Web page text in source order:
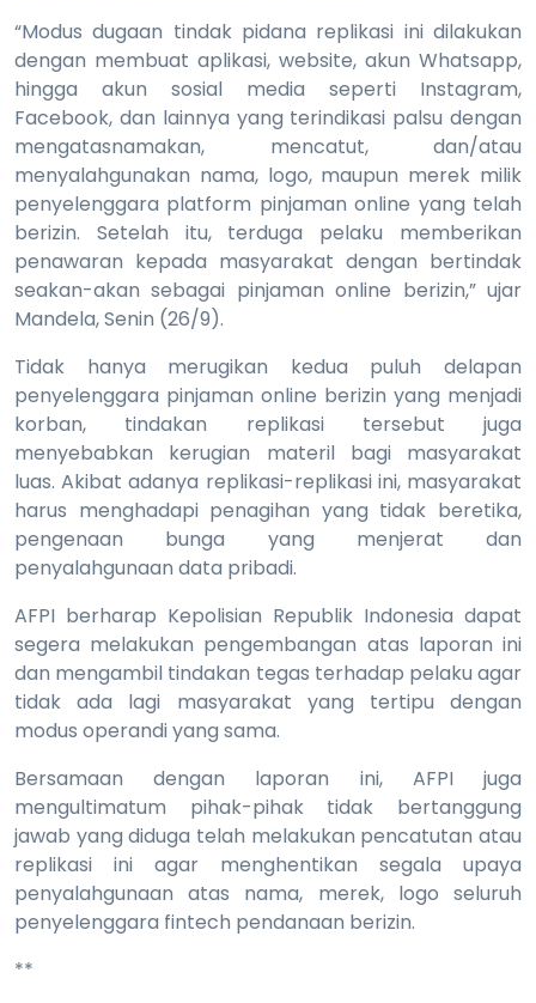
“Modus dugaan tindak pidana replikasi ini dilakukan
dengan membuat aplikasi, website, akun Whatsapp,
hingga akun sosial media seperti Instagram,
Facebook, dan lainnya yang terindikasi palsu dengan
mengatasnamakan, mencatut, dan/atau
menyalahgunakan nama, logo, maupun merek milik
penyelenggara platform pinjaman online yang telah
berizin. Setelah itu, terduga pelaku memberikan
penawaran kepada masyarakat dengan bertindak
seakan-akan sebagai pinjaman online berizin,” ujar
Mandela, Senin (26/9).
Tidak hanya merugikan kedua puluh delapan
penyelenggara pinjaman online berizin yang menjadi
korban, tindakan replikasi tersebut juga
menyebabkan kerugian materil bagi masyarakat
luas. Akibat adanya replikasi-replikasi ini, masyarakat
harus menghadapi penagihan yang tidak beretika,
pengenaan bunga yang menjerat dan
penyalahgunaan data pribadi.
AFPI berharap Kepolisian Republik Indonesia dapat
segera melakukan pengembangan atas laporan ini
dan mengambil tindakan tegas terhadap pelaku agar
tidak ada lagi masyarakat yang tertipu dengan
modus operandi yang sama.
Bersamaan dengan laporan ini, AFPI juga
mengultimatum pihak-pihak tidak bertanggung
jawab yang diduga telah melakukan pencatutan atau
replikasi ini agar menghentikan segala upaya
penyalahgunaan atas nama, merek, logo seluruh
penyelenggara fintech pendanaan berizin.
**